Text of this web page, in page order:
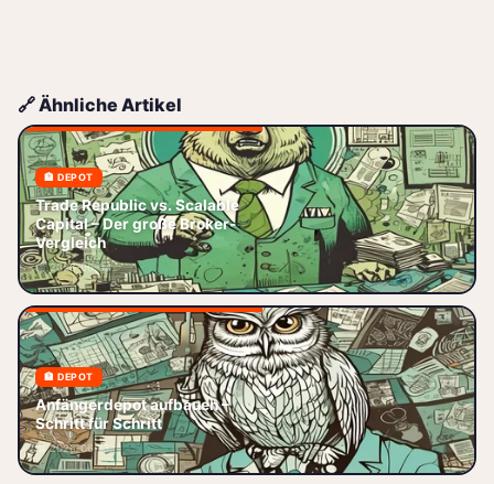
🔗 Ähnliche Artikel
🏦 DEPOT
Trade Republic vs. Scalable
Capital – Der große Broker-
Vergleich
📅 2026-06-04
Trade Republic vs. Scalable
Capital – Welcher Broker passt
wirklich zu dir? Du willst endlich
anfangen zu investieren,
🏦 DEPOT
Anfängerdepot aufbauen –
Schritt für Schritt
📅 2026-06-13
Anfängerdepot 2026: Schritt
für Schritt zum ersten ETF-
Sparplan. Broker-Vergleich
(Trade Republic, Scalable, ING),
Koste